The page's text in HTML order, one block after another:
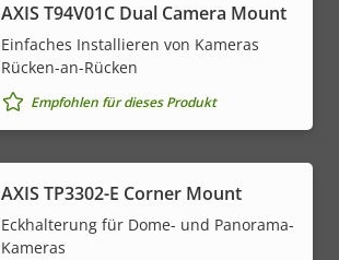
AXIS T94V01C Dual Camera Mount
Einfaches Installieren von Kameras
Rücken-an-Rücken
Empfohlen für dieses Produkt
AXIS TP3302-E Corner Mount
Eckhalterung für Dome- und Panorama-
Kameras